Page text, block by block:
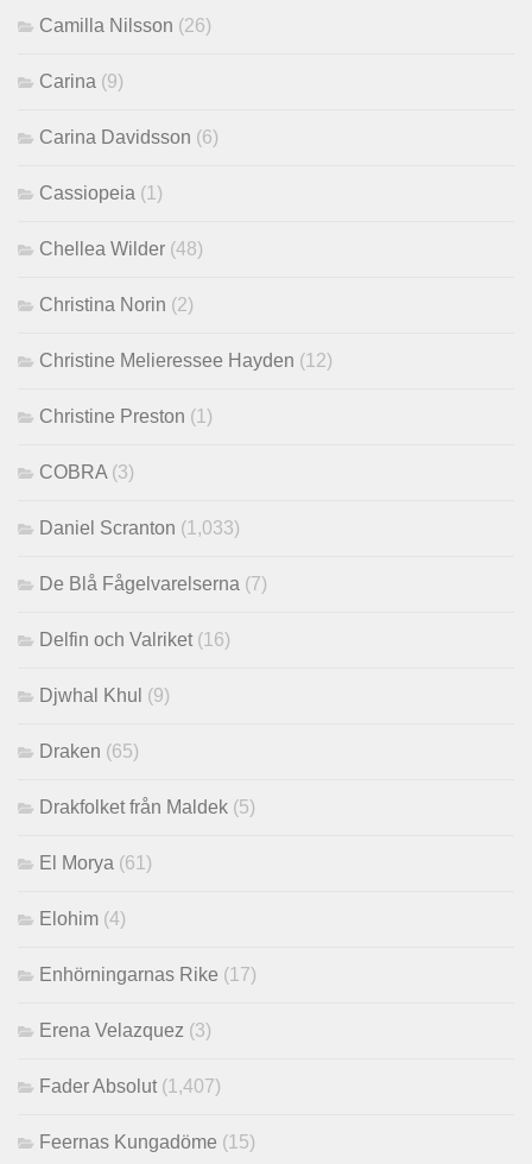
Camilla Nilsson (26)
Carina (9)
Carina Davidsson (6)
Cassiopeia (1)
Chellea Wilder (48)
Christina Norin (2)
Christine Melieressee Hayden (12)
Christine Preston (1)
COBRA (3)
Daniel Scranton (1,033)
De Blå Fågelvarelserna (7)
Delfin och Valriket (16)
Djwhal Khul (9)
Draken (65)
Drakfolket från Maldek (5)
El Morya (61)
Elohim (4)
Enhörningarnas Rike (17)
Erena Velazquez (3)
Fader Absolut (1,407)
Feernas Kungadöme (15)